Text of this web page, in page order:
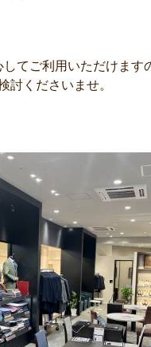
してご利用いただけます
討くださいませ。